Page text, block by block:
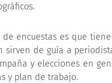
encuestas es que
sirven de guía a
y elecciones en
y plan de trabajo.